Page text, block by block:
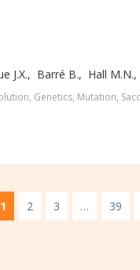
J.X., Barré B., Hall M.N.,
, Genetics, Mutation,
1 2 3 … 39